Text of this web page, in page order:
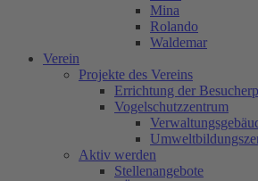
Mina
Rolando
Waldemar
Verein
Projekte des Vereins
Errichtung der
Vogelschutzzentrum
Aktiv werden
Stellenangebote